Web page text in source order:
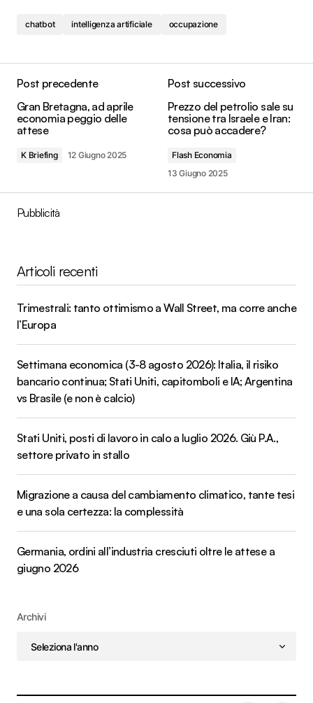
chatbot intelligenza artificiale occupazione
Post precedente
Gran Bretagna, ad aprile
economia peggio delle
attese
K Briefing 12 Giugno 2025
Post successivo
Prezzo del petrolio sale su
tensione tra Israele e Iran:
cosa può accadere?
Flash Economia
13 Giugno 2025
Pubblicità
Articoli recenti
Trimestrali: tanto ottimismo a Wall Street, ma corre anche
l’Europa
Settimana economica (3-8 agosto 2026): Italia, il risiko
bancario continua; Stati Uniti, capitomboli e IA; Argentina
vs Brasile (e non è calcio)
Stati Uniti, posti di lavoro in calo a luglio 2026. Giù P.A.,
settore privato in stallo
Migrazione a causa del cambiamento climatico, tante tesi
e una sola certezza: la complessità
Germania, ordini all’industria cresciuti oltre le attese a
giugno 2026
Archivi